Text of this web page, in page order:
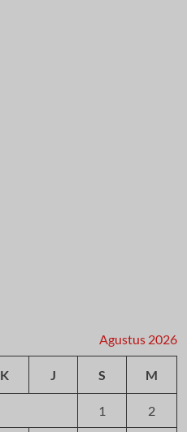
Agustus 2026
K J S M
1 2